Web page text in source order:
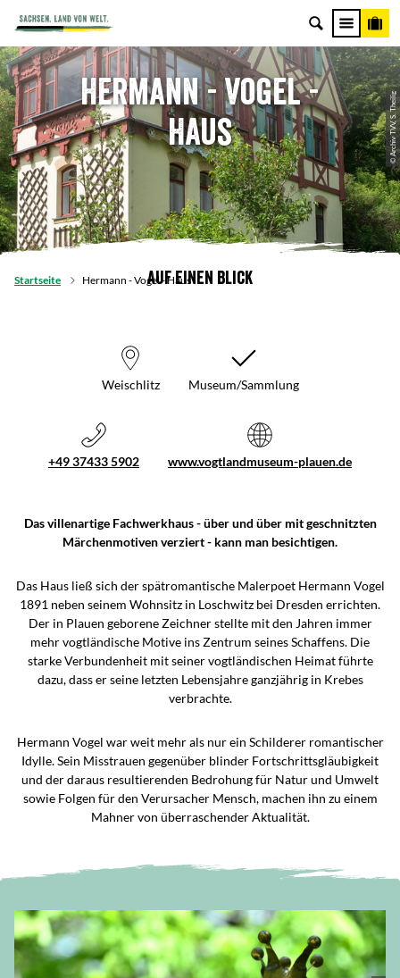
© Archiv TVV, S. Theilig
Hermann - Vogel -
Haus
Startseite Hermann - Vogel - HausAuf einen Blick
Weischlitz Museum/Sammlung
+49 37433 5902 www.vogtlandmuseum-plauen.de
Das villenartige Fachwerkhaus - über und über mit geschnitzten
Märchenmotiven verziert - kann man besichtigen.
Das Haus ließ sich der spätromantische Malerpoet Hermann Vogel
1891 neben seinem Wohnsitz in Loschwitz bei Dresden errichten.
Der in Plauen geborene Zeichner stellte mit den Jahren immer
mehr vogtländische Motive ins Zentrum seines Schaffens. Die
starke Verbundenheit mit seiner vogtländischen Heimat führte
dazu, dass er seine letzten Lebensjahre ganzjährig in Krebes
verbrachte.
Hermann Vogel war weit mehr als nur ein Schilderer romantischer
Idylle. Sein Misstrauen gegenüber blinder Fortschrittsgläubigkeit
und der daraus resultierenden Bedrohung für Natur und Umwelt
sowie Folgen für den Verursacher Mensch, machen ihn zu einem
Mahner von überraschender Aktualität.